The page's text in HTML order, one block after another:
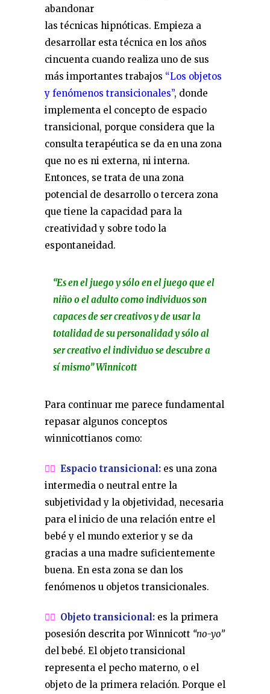
abandonar
las técnicas hipnóticas. Empieza a
desarrollar esta técnica en los años
cincuenta cuando realiza uno de sus
más importantes trabajos “Los objetos
y fenómenos transicionales”, donde
implementa el concepto de espacio
transicional, porque considera que la
consulta terapéutica se da en una zona
que no es ni externa, ni interna.
Entonces, se trata de una zona
potencial de desarrollo o tercera zona
que tiene la capacidad para la
creatividad y sobre todo la
espontaneidad.
“Es en el juego y sólo en el juego que el
niño o el adulto como individuos son
capaces de ser creativos y de usar la
totalidad de su personalidad y sólo al
ser creativo el individuo se descubre a
sí mismo” Winnicott
Para continuar me parece fundamental
repasar algunos conceptos
winnicottianos como:
👉🏼 Espacio transicional: es una zona
intermedia o neutral entre la
subjetividad y la objetividad, necesaria
para el inicio de una relación entre el
bebé y el mundo exterior y se da
gracias a una madre suficientemente
buena. En esta zona se dan los
fenómenos u objetos transicionales.
👉🏼 Objeto transicional: es la primera
posesión descrita por Winnicott “no-yo”
del bebé. El objeto transicional
representa el pecho materno, o el
objeto de la primera relación. Porque el